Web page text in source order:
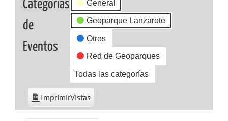
Categorías
de
Eventos
General
Geoparque Lanzarote
Otros
Red de Geoparques
Todas las categorías
ImprimirVistas